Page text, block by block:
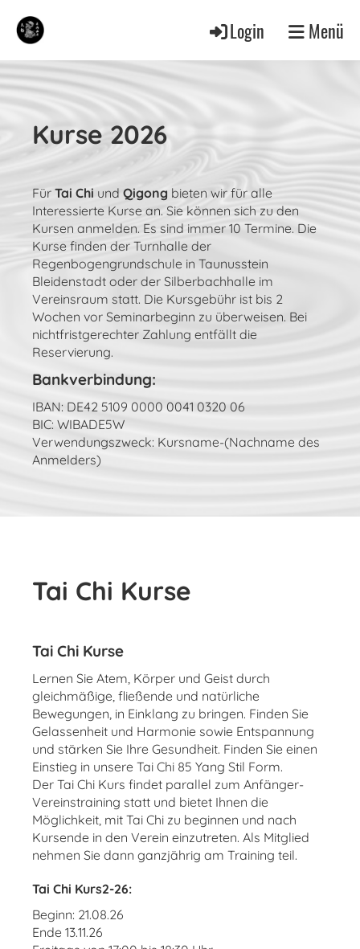
Login Menü
Kurse 2026
Für Tai Chi und Qigong bieten wir für alle
Interessierte Kurse an. Sie können sich zu den
Kursen anmelden. Es sind immer 10 Termine. Die
Kurse finden der Turnhalle der
Regenbogengrundschule in Taunusstein
Bleidenstadt oder der Silberbachhalle im
Vereinsraum statt. Die Kursgebühr ist bis 2
Wochen vor Seminarbeginn zu überweisen. Bei
nichtfristgerechter Zahlung entfällt die
Reservierung.
Bankverbindung:
IBAN: DE42 5109 0000 0041 0320 06
BIC: WIBADE5W
Verwendungszweck: Kursname-(Nachname des
Anmelders)
Tai Chi Kurse
Tai Chi Kurse
Lernen Sie Atem, Körper und Geist durch
gleichmäßige, fließende und natürliche
Bewegungen, in Einklang zu bringen. Finden Sie
Gelassenheit und Harmonie sowie Entspannung
und stärken Sie Ihre Gesundheit. Finden Sie einen
Einstieg in unsere Tai Chi 85 Yang Stil Form.
Der Tai Chi Kurs findet parallel zum Anfänger-
Vereinstraining statt und bietet Ihnen die
Möglichkeit, mit Tai Chi zu beginnen und nach
Kursende in den Verein einzutreten. Als Mitglied
nehmen Sie dann ganzjährig am Training teil.
Tai Chi Kurs2-26:
Beginn: 21.08.26
Ende 13.11.26